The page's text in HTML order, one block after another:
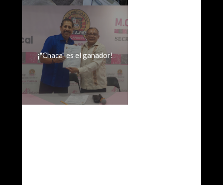
¡"Chaca" es el ganador!